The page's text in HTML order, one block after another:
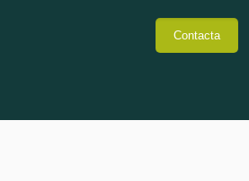
Contacta